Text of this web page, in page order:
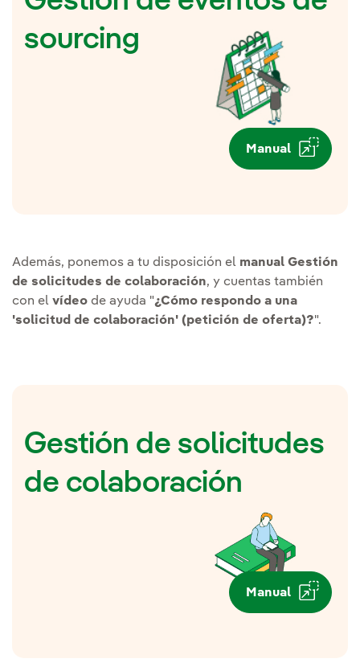
sourcing
Manual
Además, ponemos a tu disposición el manual Gestión
de solicitudes de colaboración, y cuentas también
con el vídeo de ayuda "¿Cómo respondo a una
'solicitud de colaboración' (petición de oferta)?".
Gestión de solicitudes
de colaboración
Manual